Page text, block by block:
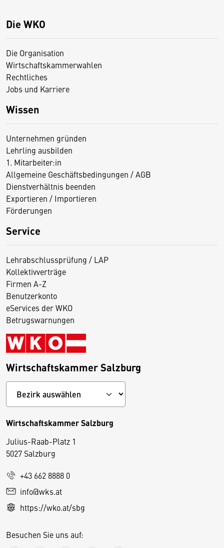
Die WKO
Die Organisation
Wirtschaftskammerwahlen
Rechtliches
Jobs und Karriere
Wissen
Unternehmen gründen
Lehrling ausbilden
1. Mitarbeiter:in
Allgemeine Geschäftsbedingungen / AGB
Dienstverhältnis beenden
Exportieren / Importieren
Förderungen
Service
Lehrabschlussprüfung / LAP
Kollektivverträge
Firmen A-Z
Benutzerkonto
eServices der WKO
Betrugswarnungen
Wirtschaftskammer Salzburg
Wirtschaftskammer Salzburg
Julius-Raab-Platz 1
5027 Salzburg
+43 662 8888 0
info@wks.at
https://wko.at/sbg
Besuchen Sie uns auf:
D
e
s
S